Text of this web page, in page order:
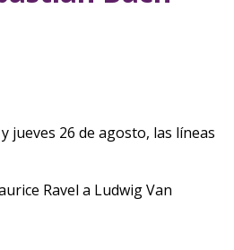
jueves 26 de agosto, las líneas
Ravel a Ludwig Van